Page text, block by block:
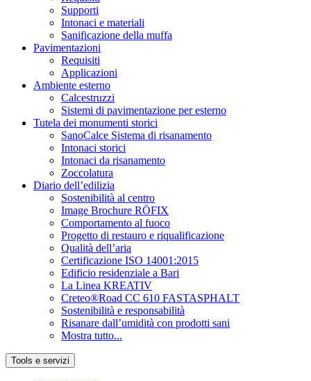
Supporti
Intonaci e materiali
Sanificazione della muffa
Pavimentazioni
Requisiti
Applicazioni
Ambiente esterno
Calcestruzzi
Sistemi di pavimentazione per esterno
Tutela dei monumenti storici
SanoCalce Sistema di risanamento
Intonaci storici
Intonaci da risanamento
Zoccolatura
Diario dell’edilizia
Sostenibilità al centro
Image Brochure RÖFIX
Comportamento al fuoco
Progetto di restauro e riqualificazione
Qualità dell’aria
Certificazione ISO 14001:2015
Edificio residenziale a Bari
La Linea KREATIV
Creteo®Road CC 610 FASTASPHALT
Sostenibilità e responsabilità
Risanare dall’umidità con prodotti sani
Mostra tutto...
Tools e servizi